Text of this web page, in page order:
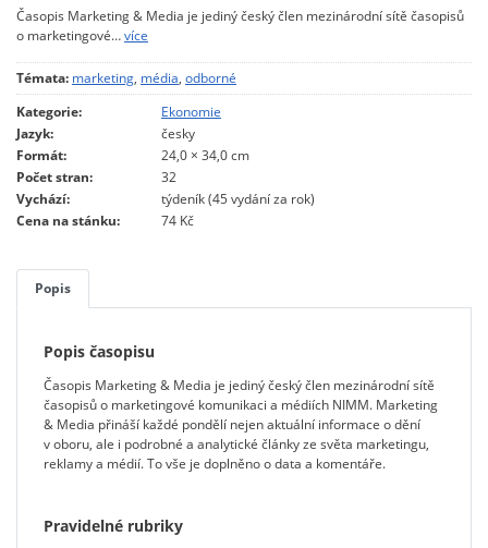
Časopis Marketing & Media je jediný český člen mezinárodní sítě časopisů
o marketingové…více
Témata: marketing, média, odborné
Kategorie:
Ekonomie
Jazyk:
česky
Formát:
24,0 × 34,0 cm
Počet stran:
32
Vychází:
týdeník (45 vydání za rok)
Cena na stánku:
74 Kč
Popis
Popis časopisu
Časopis Marketing & Media je jediný český člen mezinárodní sítě
časopisů o marketingové komunikaci a médiích NIMM. Marketing
& Media přináší každé pondělí nejen aktuální informace o dění
v oboru, ale i podrobné a analytické články ze světa marketingu,
reklamy a médií. To vše je doplněno o data a komentáře.
Pravidelné rubriky